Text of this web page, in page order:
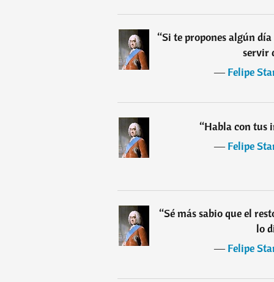
“Si te propones algún
servir
―Felipe
“Habla con tus
―Felipe
“Sé más sabio que el
lo
―Felipe